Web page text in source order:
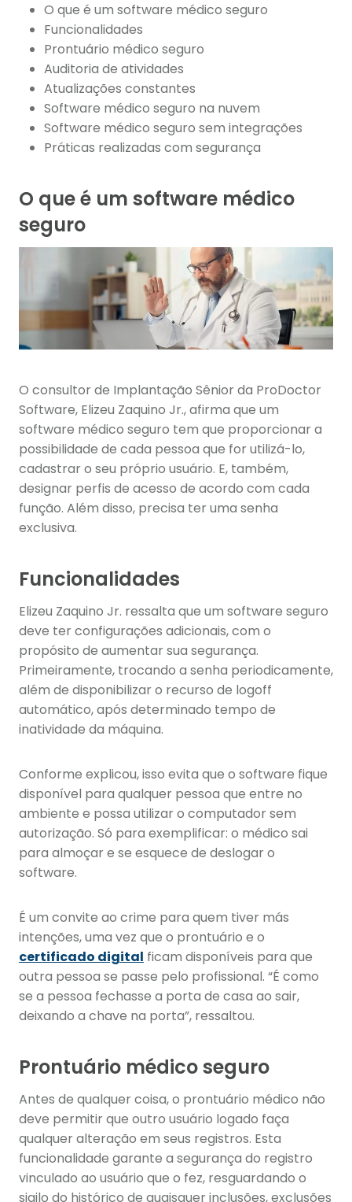
O que é um software médico seguro
Funcionalidades
Prontuário médico seguro
Auditoria de atividades
Atualizações constantes
Software médico seguro na nuvem
Software médico seguro sem integrações
Práticas realizadas com segurança
O que é um software médico
seguro
O consultor de Implantação Sênior da ProDoctor
Software, Elizeu Zaquino Jr., afirma que um
software médico seguro tem que proporcionar a
possibilidade de cada pessoa que for utilizá-lo,
cadastrar o seu próprio usuário. E, também,
designar perfis de acesso de acordo com cada
função. Além disso, precisa ter uma senha
exclusiva.
Funcionalidades
Elizeu Zaquino Jr. ressalta que um software seguro
deve ter configurações adicionais, com o
propósito de aumentar sua segurança.
Primeiramente, trocando a senha periodicamente,
além de disponibilizar o recurso de logoff
automático, após determinado tempo de
inatividade da máquina.
Conforme explicou, isso evita que o software fique
disponível para qualquer pessoa que entre no
ambiente e possa utilizar o computador sem
autorização. Só para exemplificar: o médico sai
para almoçar e se esquece de deslogar o
software.
É um convite ao crime para quem tiver más
intenções, uma vez que o prontuário e o
certificado digital ficam disponíveis para que
outra pessoa se passe pelo profissional. “É como
se a pessoa fechasse a porta de casa ao sair,
deixando a chave na porta”, ressaltou.
Prontuário médico seguro
Antes de qualquer coisa, o prontuário médico não
deve permitir que outro usuário logado faça
qualquer alteração em seus registros. Esta
funcionalidade garante a segurança do registro
vinculado ao usuário que o fez, resguardando o
sigilo do histórico de quaisquer inclusões, exclusões